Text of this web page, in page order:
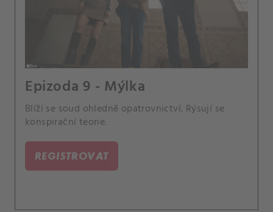
Epizoda 9 - Mýlka
Blíží se soud ohledně opatrovnictví. Rýsují se
konspirační teorie.
REGISTROVAT